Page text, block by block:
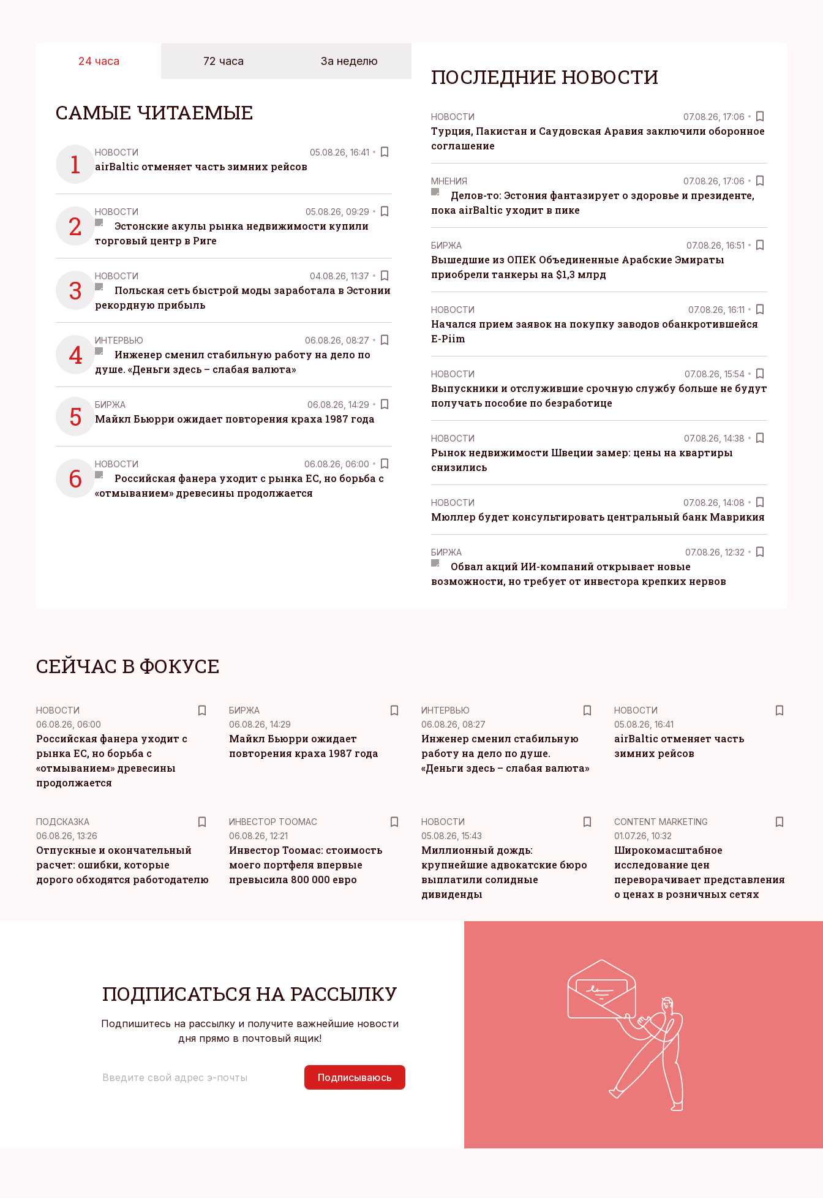
24 часа 72 часа За неделю
САМЫЕ ЧИТАЕМЫЕ
1 НОВОСТИ 05.08.26, 16:41
airBaltic отменяет часть зимних рейсов
2 НОВОСТИ 05.08.26, 09:29
Эстонские акулы рынка недвижимости купили
торговый центр в Риге
3 НОВОСТИ 04.08.26, 11:37
Польская сеть быстрой моды заработала в Эстонии
рекордную прибыль
4 ИНТЕРВЬЮ 06.08.26, 08:27
Инженер сменил стабильную работу на дело по
душе. «Деньги здесь – слабая валюта»
5 БИРЖА 06.08.26, 14:29
Майкл Бьюрри ожидает повторения краха 1987 года
6 НОВОСТИ 06.08.26, 06:00
Российская фанера уходит с рынка ЕС, но борьба с
«отмыванием» древесины продолжается
ПОСЛЕДНИЕ НОВОСТИ
НОВОСТИ 07.08.26, 17:06
Турция, Пакистан и Саудовская Аравия заключили оборонное
соглашение
MНЕНИЯ 07.08.26, 17:06
Делов-то: Эстония фантазирует о здоровье и президенте,
пока airBaltic уходит в пике
БИРЖА 07.08.26, 16:51
Вышедшие из ОПЕК Объединенные Арабские Эмираты
приобрели танкеры на $1,3 млрд
НОВОСТИ 07.08.26, 16:11
Начался прием заявок на покупку заводов обанкротившейся
E-Piim
НОВОСТИ 07.08.26, 15:54
Выпускники и отслужившие срочную службу больше не будут
получать пособие по безработице
НОВОСТИ 07.08.26, 14:38
Рынок недвижимости Швеции замер: цены на квартиры
снизились
НОВОСТИ 07.08.26, 14:08
Мюллер будет консультировать центральный банк Маврикия
БИРЖА 07.08.26, 12:32
Обвал акций ИИ-компаний открывает новые
возможности, но требует от инвестора крепких нервов
СЕЙЧАС В ФОКУСЕ
НОВОСТИ
06.08.26, 06:00
Российская фанера уходит с
рынка ЕС, но борьба с
«отмыванием» древесины
продолжается
БИРЖА
06.08.26, 14:29
Майкл Бьюрри ожидает
повторения краха 1987 года
ИНТЕРВЬЮ
06.08.26, 08:27
Инженер сменил стабильную
работу на дело по душе.
«Деньги здесь – слабая валюта»
НОВОСТИ
05.08.26, 16:41
airBaltic отменяет часть
зимних рейсов
ПОДСКАЗКА
06.08.26, 13:26
Отпускные и окончательный
расчет: ошибки, которые
дорого обходятся работодателю
ИНВЕСТОР ТООМАС
06.08.26, 12:21
Инвестор Тоомас: стоимость
моего портфеля впервые
превысила 800 000 евро
НОВОСТИ
05.08.26, 15:43
Миллионный дождь:
крупнейшие адвокатские бюро
выплатили солидные
дивиденды
KM
CONTENT MARKETING
01.07.26, 10:32
Широкомасштабное
исследование цен
переворачивает представления
о ценах в розничных сетях
ПОДПИСАТЬСЯ НА РАССЫЛКУ
Подпишитесь на рассылку и получите важнейшие новости
дня прямо в почтовый ящик!
Подписываюсь